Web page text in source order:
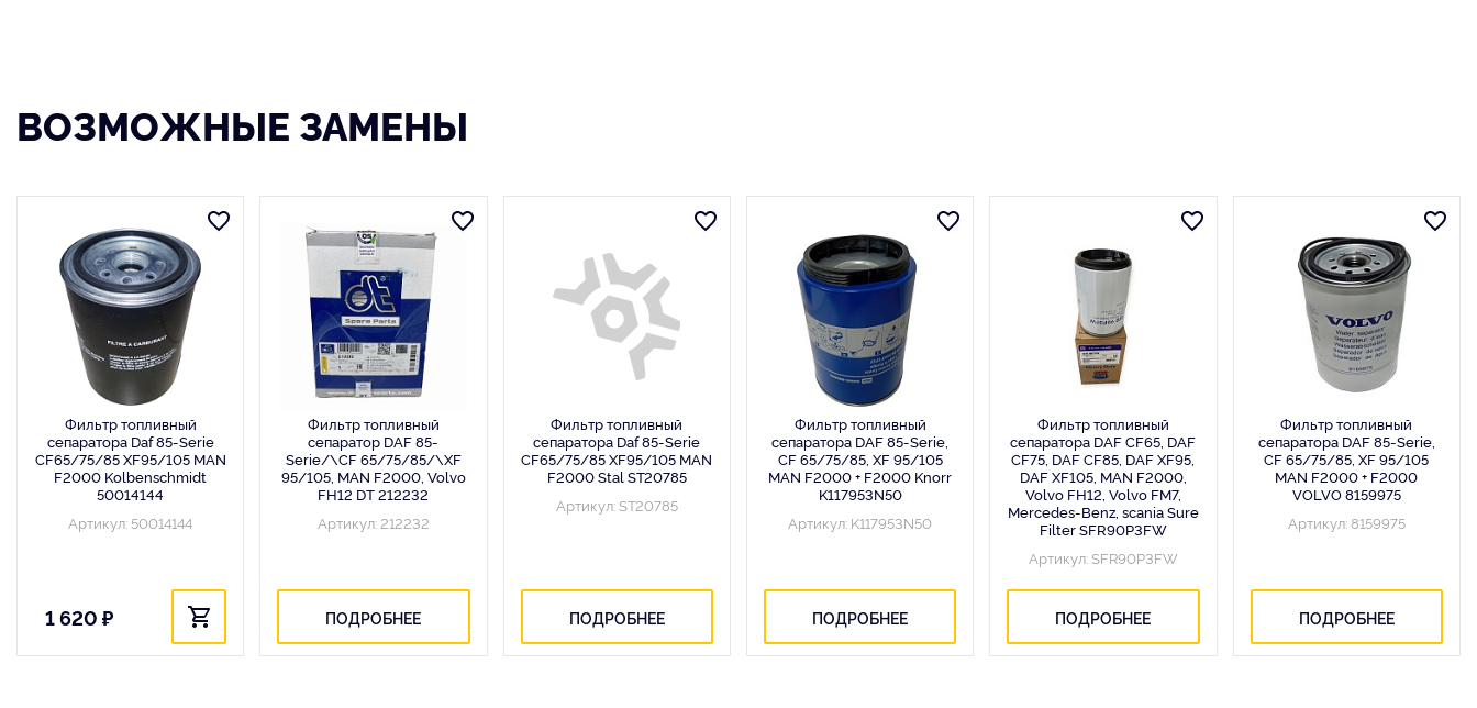
ВОЗМОЖНЫЕ ЗАМЕНЫ
Фильтр топливный
сепаратора Daf 85-Serie
CF65/75/85 XF95/105 MAN
F2000 Kolbenschmidt
50014144
Артикул: 50014144
1 620 ₽
Фильтр топливный
сепаратор DAF 85-
Serie/\CF 65/75/85/\XF
95/105, MAN F2000, Volvo
FH12 DT 212232
Артикул: 212232
ПОДРОБНЕЕ
Фильтр топливный
сепаратора Daf 85-Serie
CF65/75/85 XF95/105 MAN
F2000 Stal ST20785
Артикул: ST20785
ПОДРОБНЕЕ
Фильтр топливный
сепаратора DAF 85-Serie,
CF 65/75/85, XF 95/105
MAN F2000 + F2000 Knorr
K117953N50
Артикул: K117953N50
ПОДРОБНЕЕ
Фильтр топливный
сепаратора DAF CF65, DAF
CF75, DAF CF85, DAF XF95,
DAF XF105, MAN F2000,
Volvo FH12, Volvo FM7,
Mercedes-Benz, scania Sure
Filter SFR90P3FW
Артикул: SFR90P3FW
ПОДРОБНЕЕ
Фильтр топливный
сепаратора DAF 85-Serie,
CF 65/75/85, XF 95/105
MAN F2000 + F2000
VOLVO 8159975
Артикул: 8159975
ПОДРОБНЕЕ